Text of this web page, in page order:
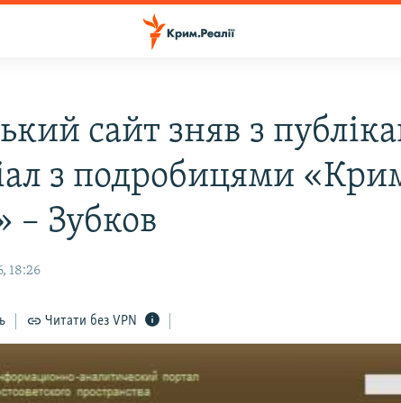
сайт зняв з
з подробицями
– Зубков
18:26
Читати без VPN